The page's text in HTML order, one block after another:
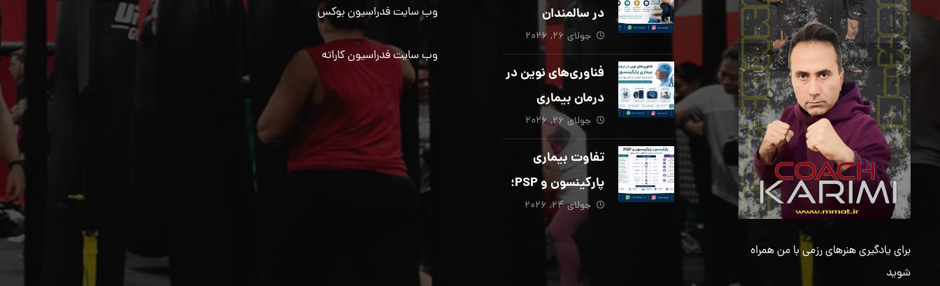
برای یادگیری هنرهای رزمی با من همراه
شوید
است؟
در سالمندان
جولای ۲۶, ۲۰۲۶
فناوری‌های نوین در
درمان بیماری
پارکینسون؛ از هوش
مصنوعی تا تحریک
عمقی مغز
جولای ۲۶, ۲۰۲۶
تفاوت بیماری
پارکینسون و PSP؛
از تشخیص تا
توانبخشی تخصصی
در منزل_بخش پنجم
جولای ۲۴, ۲۰۲۶
وب سایت فدراسیون بوکس
وب سایت فدراسیون کاراته